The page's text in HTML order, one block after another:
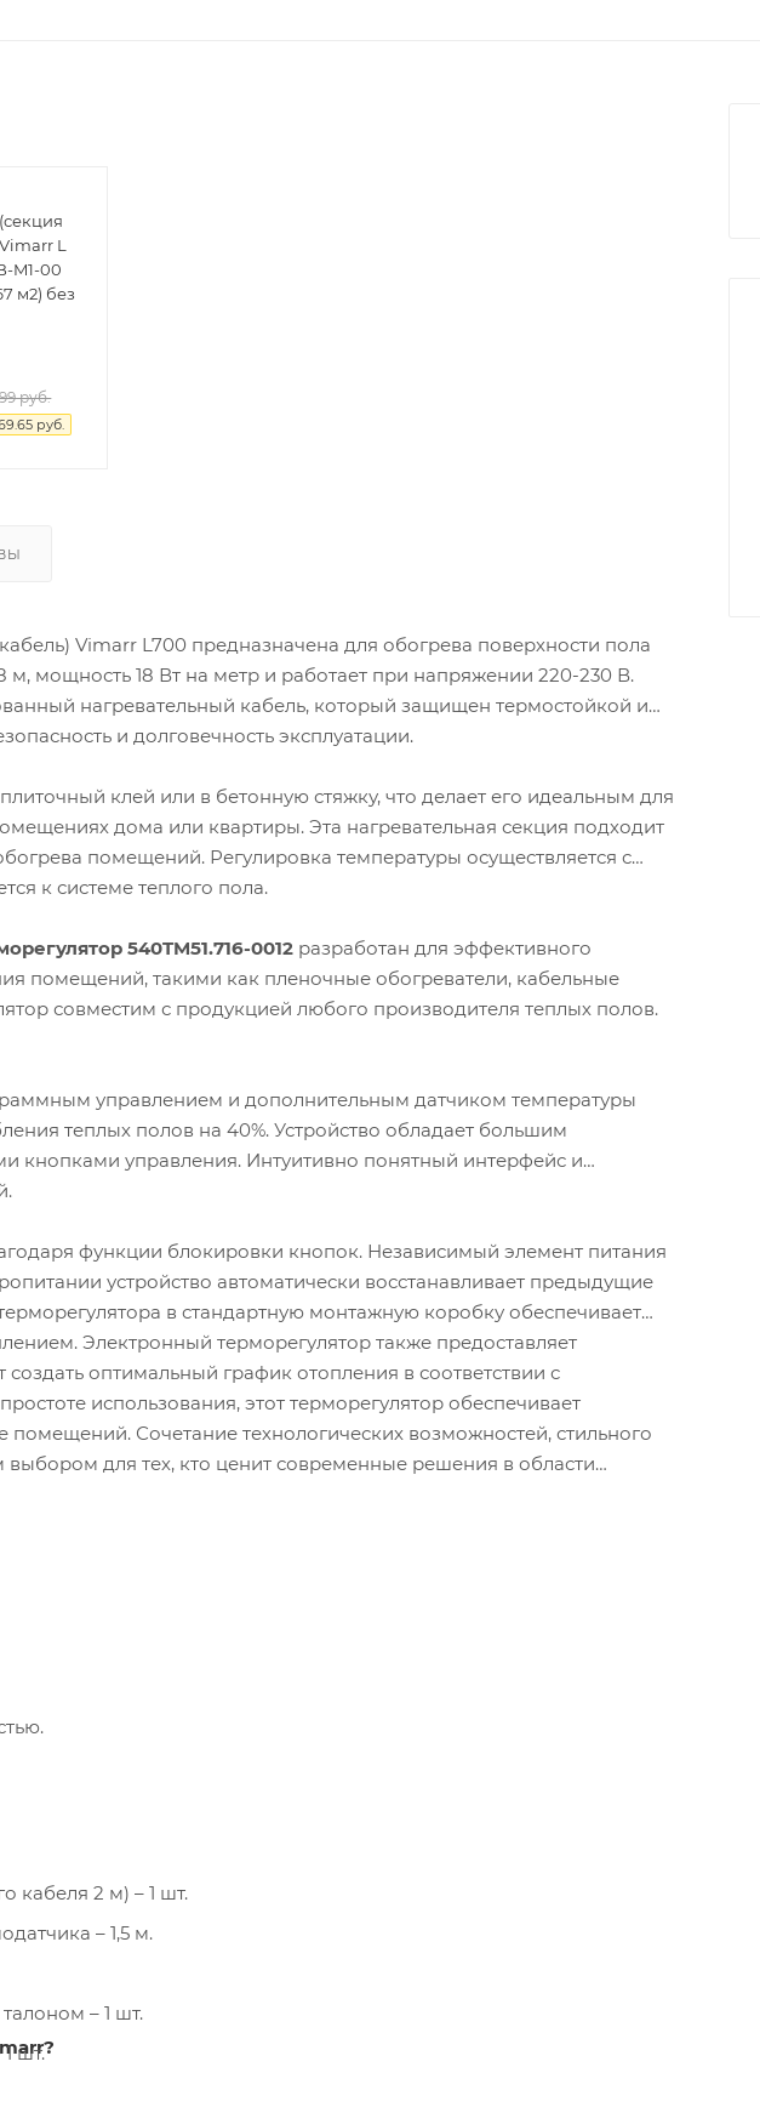
L
M1-00
м2) без
руб.
руб.
Vimarr L700 предназначена для обогрева поверхности пола
мощность 18 Вт на метр и работает при напряжении 220-230 В.
нагревательный кабель, который защищен термостойкой и
и долговечность эксплуатации.
клей или в бетонную стяжку, что делает его идеальным для
дома или квартиры. Эта нагревательная секция подходит
помещений. Регулировка температуры осуществляется с
к системе теплого пола.
540TM51.716-0012 разработан для эффективного
помещений, такими как пленочные обогреватели, кабельные
совместим с продукцией любого производителя теплых полов.
управлением и дополнительным датчиком температуры
теплых полов на 40%. Устройство обладает большим
кнопками управления. Интуитивно понятный интерфейс и
функции блокировки кнопок. Независимый элемент питания
устройство автоматически восстанавливает предыдущие
в стандартную монтажную коробку обеспечивает
Электронный терморегулятор также предоставляет
оптимальный график отопления в соответствии с
использования, этот терморегулятор обеспечивает
Сочетание технологических возможностей, стильного
для тех, кто ценит современные решения в области
кабеля 2 м) – 1 шт.
– 1,5 м.
– 1 шт.
шт.